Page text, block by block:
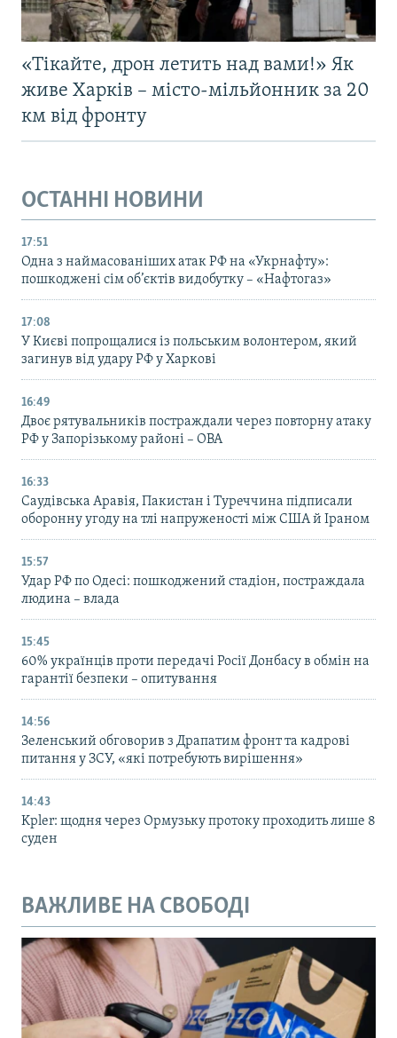
«Тікайте, дрон летить над вами!» Як
живе Харків – місто-мільйонник за 20
км від фронту
ОСТАННІ НОВИНИ
17:51
Одна з наймасованіших атак РФ на «Укрнафту»:
пошкоджені сім об’єктів видобутку – «Нафтогаз»
17:08
У Києві попрощалися із польським волонтером, який
загинув від удару РФ у Харкові
16:49
Двоє рятувальників постраждали через повторну атаку
РФ у Запорізькому районі – ОВА
16:33
Саудівська Аравія, Пакистан і Туреччина підписали
оборонну угоду на тлі напруженості між США й Іраном
15:57
Удар РФ по Одесі: пошкоджений стадіон, постраждала
людина – влада
15:45
60% українців проти передачі Росії Донбасу в обмін на
гарантії безпеки – опитування
14:56
Зеленський обговорив з Драпатим фронт та кадрові
питання у ЗСУ, «які потребують вирішення»
14:43
Kpler: щодня через Ормузьку протоку проходить лише 8
суден
ВАЖЛИВЕ НА СВОБОДІ